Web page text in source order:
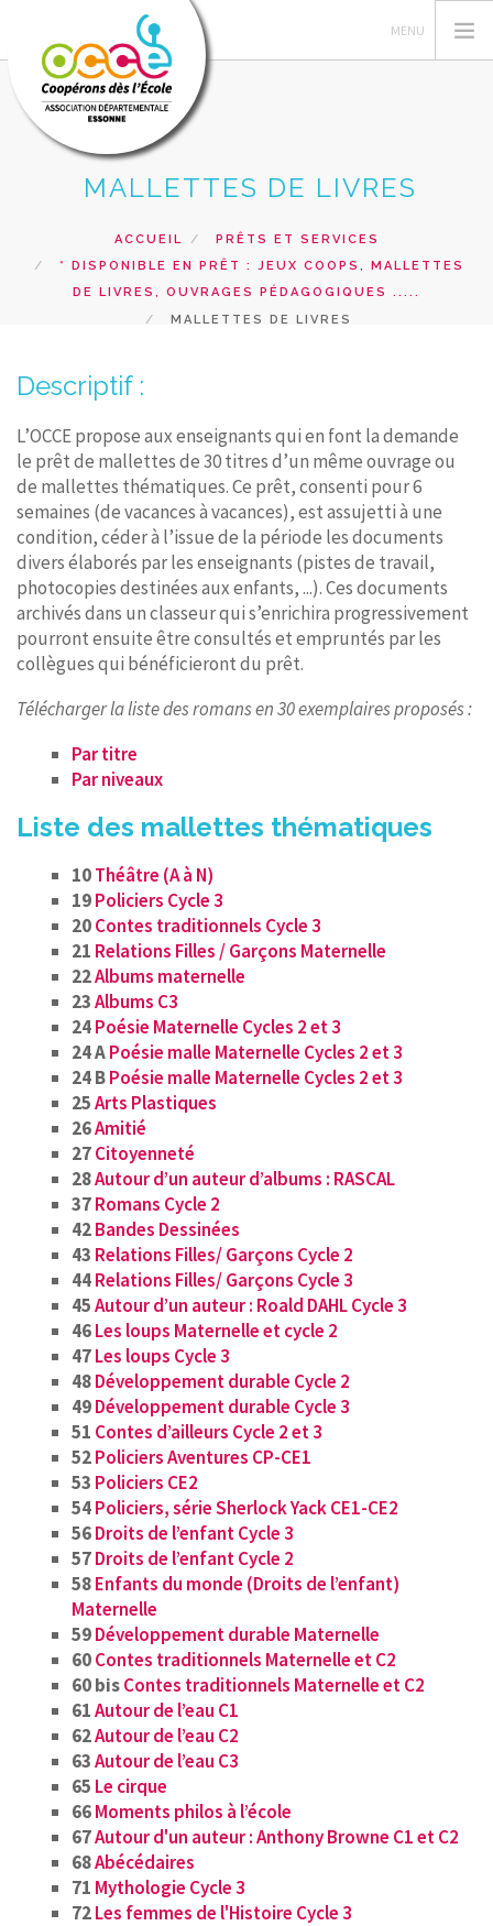
L'OCCE 91
GERER SA COOPERATIVE
PRÊTS ET SERVICES
CONTACT
MALLETTES DE LIVRES
ACCUEIL
PRÊTS ET SERVICES
* DISPONIBLE EN PRÊT : JEUX COOPS, MALLETTES
DE LIVRES, OUVRAGES PÉDAGOGIQUES .....
MALLETTES DE LIVRES
Descriptif :
L’OCCE propose aux enseignants qui en font la demande
le prêt de mallettes de 30 titres d’un même ouvrage ou
de mallettes thématiques. Ce prêt, consenti pour 6
semaines (de vacances à vacances), est assujetti à une
condition, céder à l’issue de la période les documents
divers élaborés par les enseignants (pistes de travail,
photocopies destinées aux enfants, ...). Ces documents
archivés dans un classeur qui s’enrichira progressivement
pourront ensuite être consultés et empruntés par les
collègues qui bénéficieront du prêt.
Télécharger la liste des romans en 30 exemplaires proposés :
Par titre
Par niveaux
Liste des mallettes thématiques
10Théâtre (A à N)
19Policiers Cycle 3
20Contes traditionnels Cycle 3
21 Relations Filles / Garçons Maternelle
22Albums maternelle
23Albums C3
24Poésie Maternelle Cycles 2 et 3
24 APoésie malle Maternelle Cycles 2 et 3
24 BPoésie malle Maternelle Cycles 2 et 3
25Arts Plastiques
26Amitié
27Citoyenneté
28Autour d’un auteur d’albums : RASCAL
37Romans Cycle 2
42Bandes Dessinées
43 Relations Filles/ Garçons Cycle 2
44Relations Filles/ Garçons Cycle 3
45Autour d’un auteur : Roald DAHL Cycle 3
46Les loups Maternelle et cycle 2
47Les loups Cycle 3
48Développement durable Cycle 2
49Développement durable Cycle 3
51 Contes d’ailleurs Cycle 2 et 3
52Policiers Aventures CP-CE1
53 Policiers CE2
54Policiers, série Sherlock Yack CE1-CE2
56Droits de l’enfant Cycle 3
57Droits de l’enfant Cycle 2
58Enfants du monde (Droits de l’enfant)
Maternelle
59Développement durable Maternelle
60Contes traditionnels Maternelle et C2
60 bisContes traditionnels Maternelle et C2
61Autour de l’eau C1
62Autour de l’eau C2
63Autour de l’eau C3
65 Le cirque
66Moments philos à l’école
67Autour d'un auteur : Anthony Browne C1 et C2
68Abécédaires
71 Mythologie Cycle 3
72Les femmes de l'Histoire Cycle 3